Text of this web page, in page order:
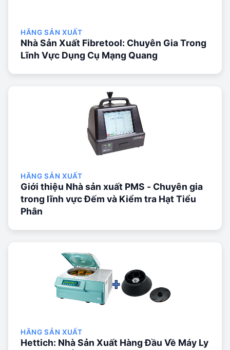
HÃNG SẢN XUẤT
Nhà Sản Xuất Fibretool: Chuyên Gia Trong
Lĩnh Vực Dụng Cụ Mạng Quang
HÃNG SẢN XUẤT
Giới thiệu Nhà sản xuất PMS - Chuyên gia
trong lĩnh vực Đếm và Kiểm tra Hạt Tiểu
Phân
HÃNG SẢN XUẤT
Hettich: Nhà Sản Xuất Hàng Đầu Về Máy Ly